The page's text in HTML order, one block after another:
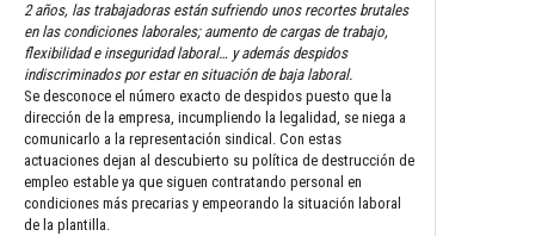
2 años, las trabajadoras están sufriendo unos recortes brutales
en las condiciones laborales; aumento de cargas de trabajo,
flexibilidad e inseguridad laboral… y además despidos
indiscriminados por estar en situación de baja laboral.
Se desconoce el número exacto de despidos puesto que la
dirección de la empresa, incumpliendo la legalidad, se niega a
comunicarlo a la representación sindical. Con estas
actuaciones dejan al descubierto su política de destrucción de
empleo estable ya que siguen contratando personal en
condiciones más precarias y empeorando la situación laboral
de la plantilla.